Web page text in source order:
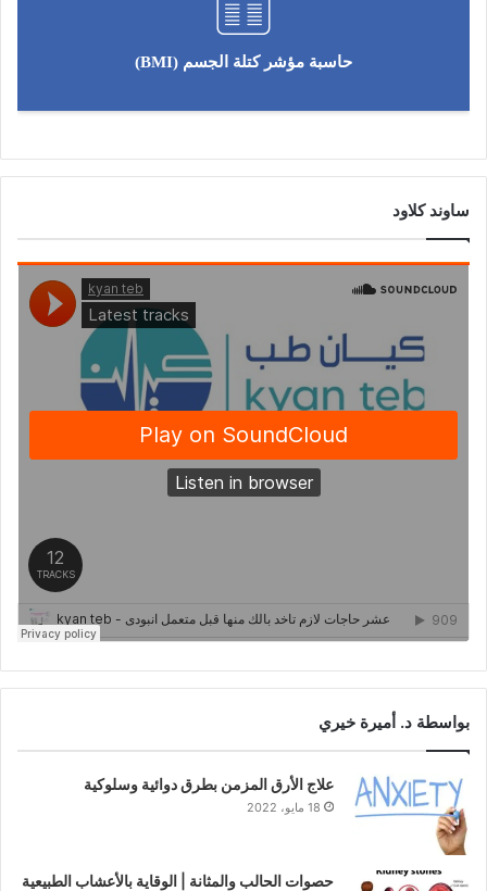
حاسبة مؤشر كتلة الجسم (BMI)
ساوند كلاود
بواسطة د. أميرة خيري
علاج الأرق المزمن بطرق دوائية وسلوكية
18 مايو، 2022
حصوات الحالب والمثانة | الوقاية بالأعشاب الطبيعية